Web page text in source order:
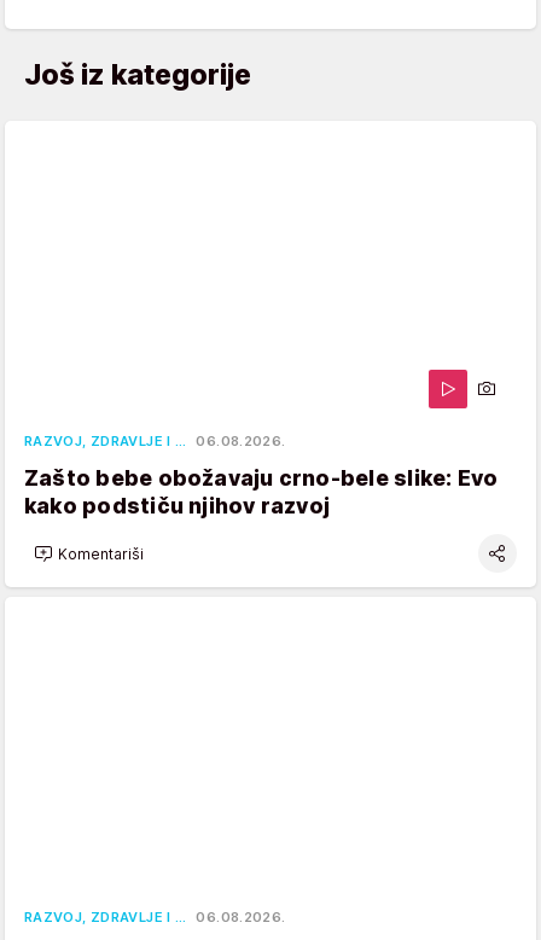
Još iz kategorije
RAZVOJ, ZDRAVLJE I … 06.08.2026.
Zašto bebe obožavaju crno-bele slike: Evo
kako podstiču njihov razvoj
Komentariši
RAZVOJ, ZDRAVLJE I … 06.08.2026.